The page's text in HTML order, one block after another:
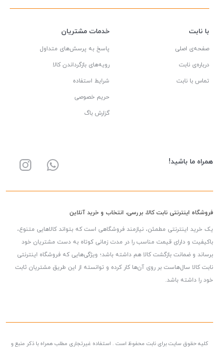
با نابت
صفحه‌ی اصلی
درباره‌ی نابت
تماس با نابت
خدمات مشتریان
پاسخ به پرسش‌های متداول
رویه‌های بازگرداندن کالا
شرایط استفاده
حریم خصوصی
گزارش باگ
همراه ما باشید!
فروشگاه اینترنتی نابت کالا، بررسی، انتخاب و خرید آنلاین
یک خرید اینترنتی مطمئن، نیازمند فروشگاهی است که بتواند کالاهایی متنوع،
باکیفیت و دارای قیمت مناسب را در مدت زمانی کوتاه به دست مشتریان خود
برساند و ضمانت بازگشت کالا هم داشته باشد؛ ویژگی‌هایی که فروشگاه اینترنتی
نابت کالا سال‌هاست بر روی آن‌ها کار کرده و توانسته از این طریق مشتریان ثابت
خود را داشته باشد.
کلیه حقوق سایت برای نابت محفوظ است . استفاده غیرتجاری مطلب همراه با ذکر منبع و